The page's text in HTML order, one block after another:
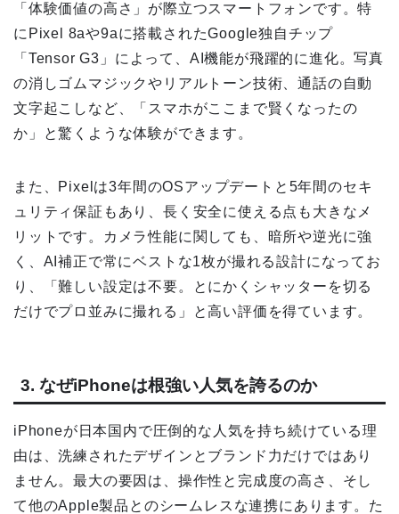
「体験価値の高さ」が際立つスマートフォンです。特
にPixel 8aや9aに搭載されたGoogle独自チップ
「Tensor G3」によって、AI機能が飛躍的に進化。写真
の消しゴムマジックやリアルトーン技術、通話の自動
文字起こしなど、「スマホがここまで賢くなったの
か」と驚くような体験ができます。
また、Pixelは3年間のOSアップデートと5年間のセキ
ュリティ保証もあり、長く安全に使える点も大きなメ
リットです。カメラ性能に関しても、暗所や逆光に強
く、AI補正で常にベストな1枚が撮れる設計になってお
り、「難しい設定は不要。とにかくシャッターを切る
だけでプロ並みに撮れる」と高い評価を得ています。
3. なぜiPhoneは根強い人気を誇るのか
iPhoneが日本国内で圧倒的な人気を持ち続けている理
由は、洗練されたデザインとブランド力だけではあり
ません。最大の要因は、操作性と完成度の高さ、そし
て他のApple製品とのシームレスな連携にあります。た